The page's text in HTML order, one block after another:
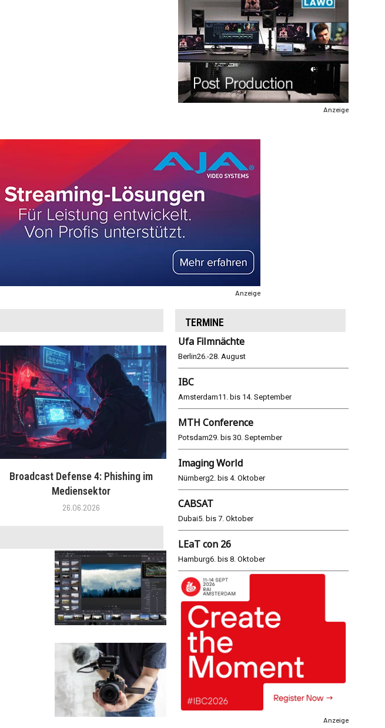
Anzeige
Anzeige
Broadcast Defense 4: Phishing im
Mediensektor
26.06.2026
WM 2026: ARD und ZDF im Remote-
Modus
TERMINE
Ufa Filmnächte
Berlin26.-28. August
IBC
Amsterdam11. bis 14. September
MTH Conference
Potsdam29. bis 30. September
Imaging World
Nürnberg2. bis 4. Oktober
CABSAT
Dubai5. bis 7. Oktober
LEaT con 26
Hamburg6. bis 8. Oktober
Anzeige